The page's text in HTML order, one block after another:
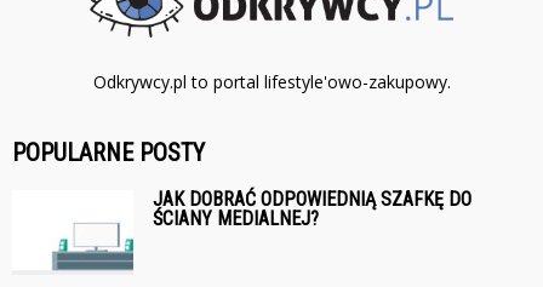
Odkrywcy.pl to portal lifestyle'owo-zakupowy.
POPULARNE POSTY
JAK DOBRAĆ ODPOWIEDNIĄ SZAFKĘ DO
ŚCIANY MEDIALNEJ?